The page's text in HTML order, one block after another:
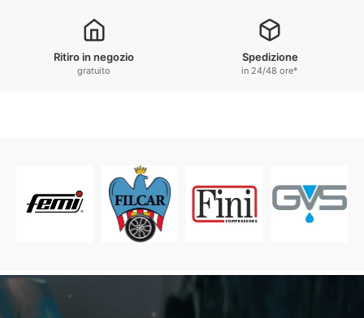
Ritiro in negozio
gratuito
Spedizione
in 24/48 ore*